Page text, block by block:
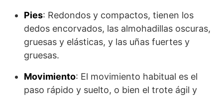
Pies: Redondos y compactos, tienen los
dedos encorvados, las almohadillas os­curas,
gruesas y elásticas, y las uñas fuertes y
gruesas.
Movimiento: El movimiento habitual es el
paso rápido y suelto, o bien el trote ágil y